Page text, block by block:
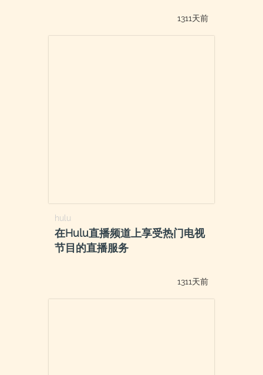
1311天前
hulu
在Hulu直播频道上享受热门电视
节目的直播服务
1311天前